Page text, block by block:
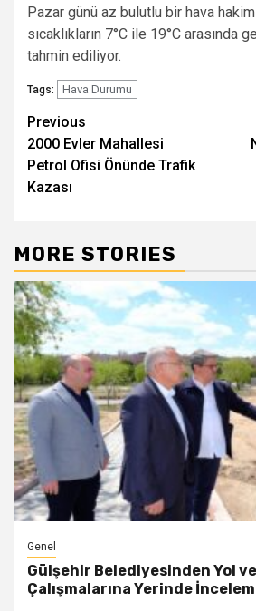
Pazar günü az bulutlu bir hava
sıcaklıkların 7°C ile 19°C arasında
tahmin ediliyor.
Tags: Hava Durumu
Post
navigation
Previous
2000 Evler Mahallesi
Petrol Ofisi Önünde Trafik
Kazası
MORE STORIES
Genel
Gülşehir Belediyesinden Yol
Çalışmalarına Yerinde